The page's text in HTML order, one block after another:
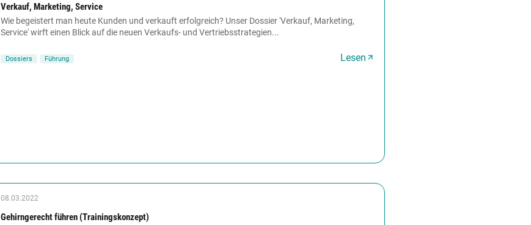
Verkauf, Marketing, Service
Wie begeistert man heute Kunden und verkauft erfolgreich? Unser Dossier 'Verkauf, Marketing,
Service' wirft einen Blick auf die neuen Verkaufs- und Vertriebsstrategien...
Dossiers Führung Lesen
08.03.2022
Gehirngerecht führen (Trainingskonzept)